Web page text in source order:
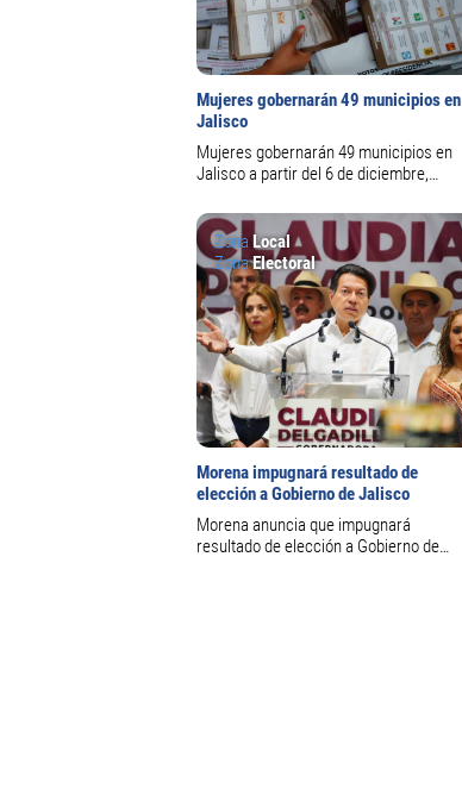
Mujeres gobernarán 49 municipios en
Jalisco
Mujeres gobernarán 49 municipios en
Jalisco a partir del 6 de diciembre,
Zona Local
ZonaElectoral
Morena impugnará resultado de
elección a Gobierno de Jalisco
Morena anuncia que impugnará
resultado de elección a Gobierno de